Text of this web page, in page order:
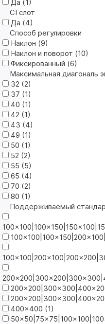
Да (1)
CI слот
Да (4)
Способ регулировки
Наклон (9)
Наклон и поворот (10)
Фиксированный (6)
Максимальная диагональ
32 (2)
37 (1)
40 (1)
42 (1)
43 (4)
49 (1)
50 (1)
52 (2)
55 (5)
65 (4)
70 (2)
80 (1)
Поддерживаемый
400x400 (1)